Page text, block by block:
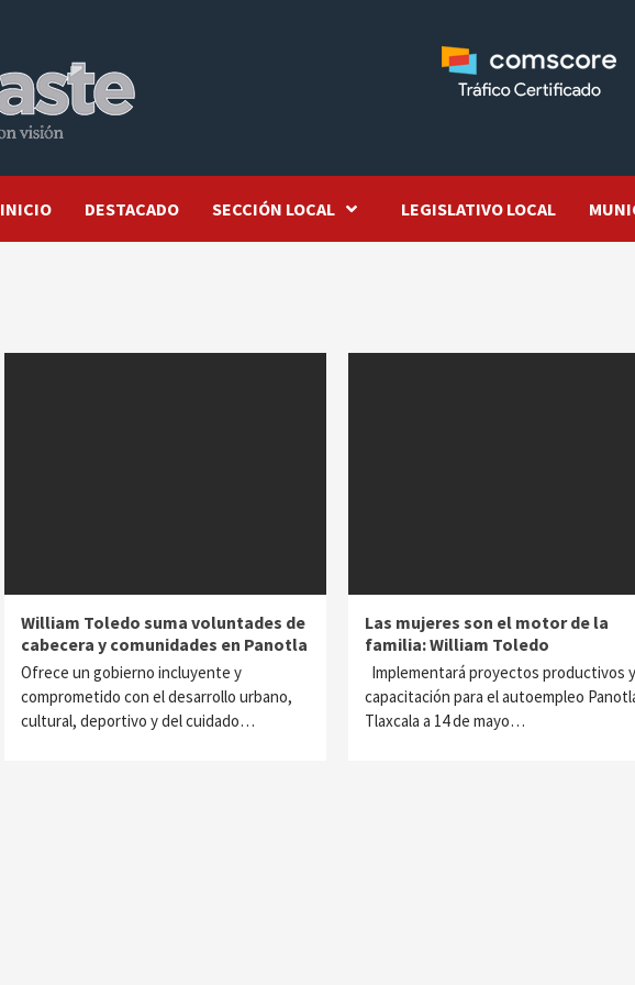
INICIO DESTACADO SECCIÓN LOCAL LEGISLATIVO LOCAL
William Toledo suma voluntades de
cabecera y comunidades en Panotla
Ofrece un gobierno incluyente y
comprometido con el desarrollo urbano,
cultural, deportivo y del cuidado…
Las mujeres son el motor de la
familia: William Toledo
Implementará proyectos productivos y
capacitación para el autoempleo
Tlaxcala a 14 de mayo…